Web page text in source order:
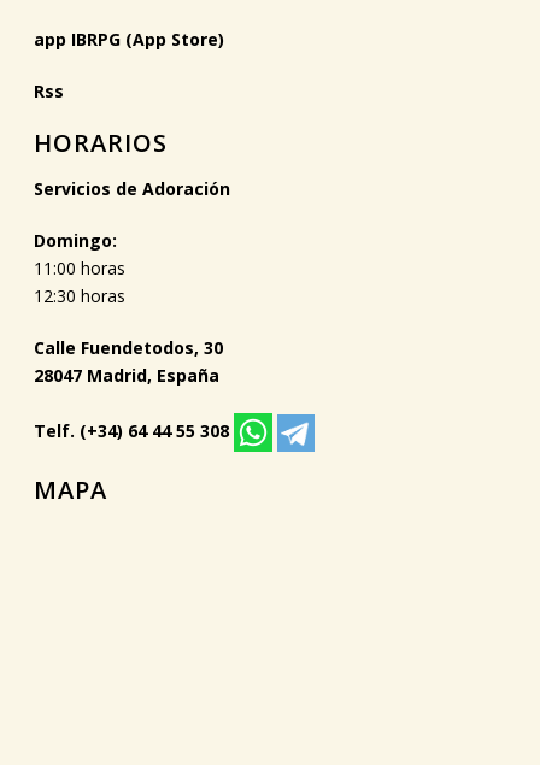
app IBRPG (App Store)
Rss
HORARIOS
Servicios de Adoración
Domingo:
11:00 horas
12:30 horas
Calle Fuendetodos, 30
28047 Madrid, España
Telf. (+34) 64 44 55 308
MAPA